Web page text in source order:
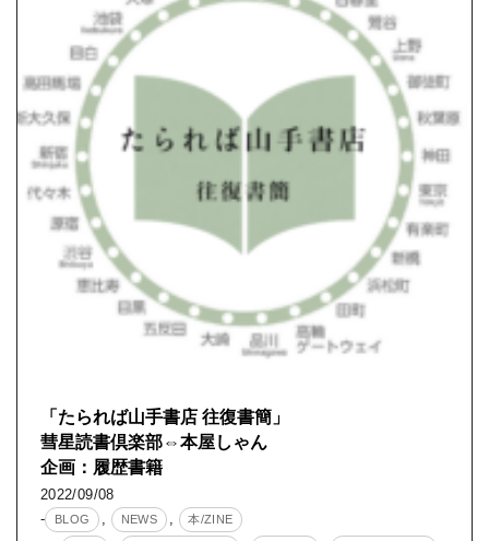
「たられば山手書店 往復書簡」
彗星読書倶楽部⇔本屋しゃん
企画：履歴書籍
2022/09/08
-
BLOG , NEWS , 本/ZINE